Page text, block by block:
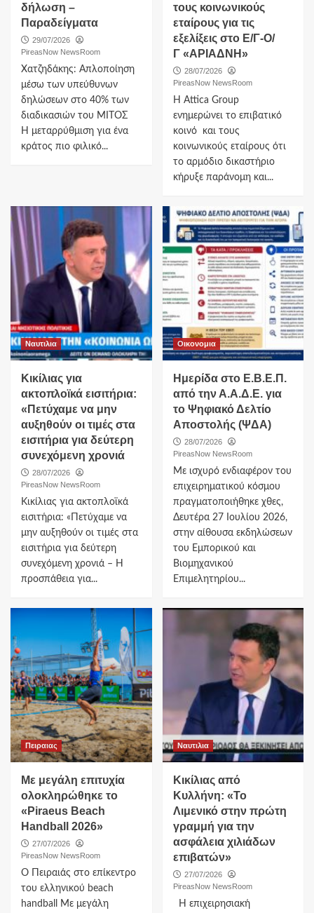
δήλωση –
Παραδείγματα
29/07/2026
PireasNow NewsRoom
Χατζηδάκης: Aπλοποίηση
μέσω των υπεύθυνων
δηλώσεων στο 40% των
διαδικασιών του ΜΙΤΟΣ
Η μεταρρύθμιση για ένα
κράτος πιο φιλικό...
τους κοινωνικούς
εταίρους για τις
εξελίξεις στο Ε/Γ-Ο/
Γ «ΑΡΙΑΔΝΗ»
28/07/2026
PireasNow NewsRoom
Η Attica Group ​
ενημερώνει το επιβατικό
κοινό ​ και τους
κοινωνικούς εταίρους ότι
το αρμόδιο δικαστήριο
κήρυξε παράνομη και...
Ναυτιλια
Κικίλιας για
ακτοπλοϊκά εισιτήρια:
«Πετύχαμε να μην
αυξηθούν οι τιμές στα
εισιτήρια για δεύτερη
συνεχόμενη χρονιά
28/07/2026
PireasNow NewsRoom
Κικίλιας για ακτοπλοϊκά
εισιτήρια: «Πετύχαμε να
μην αυξηθούν οι τιμές στα
εισιτήρια για δεύτερη
συνεχόμενη χρονιά – Η
προσπάθεια για...
Οικονομια
Ημερίδα στο Ε.Β.Ε.Π.
από την Α.Α.Δ.Ε. για
το Ψηφιακό Δελτίο
Αποστολής (ΨΔΑ)
28/07/2026
PireasNow NewsRoom
Με ισχυρό ενδιαφέρον του
επιχειρηματικού κόσμου
πραγματοποιήθηκε χθες,
Δευτέρα 27 Ιουλίου 2026,
στην αίθουσα εκδηλώσεων
του Εμπορικού και
Βιομηχανικού
Επιμελητηρίου...
Πειραιας
Με μεγάλη επιτυχία
ολοκληρώθηκε το
«Piraeus Beach
Handball 2026»
27/07/2026
PireasNow NewsRoom
Ο Πειραιάς στο επίκεντρο
του ελληνικού beach
handball Με μεγάλη
Ναυτιλια
Κικίλιας από
Κυλλήνη: «Το
Λιμενικό στην πρώτη
γραμμή για την
ασφάλεια χιλιάδων
επιβατών»
27/07/2026
PireasNow NewsRoom
Η επιχειρησιακή